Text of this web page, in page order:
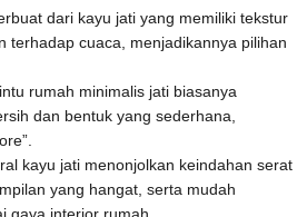
dari kayu jati yang memiliki tekstur
terhadap cuaca, menjadikannya pilihan
rumah minimalis jati biasanya
dan bentuk yang sederhana,
kayu jati menonjolkan keindahan serat
yang hangat, serta mudah